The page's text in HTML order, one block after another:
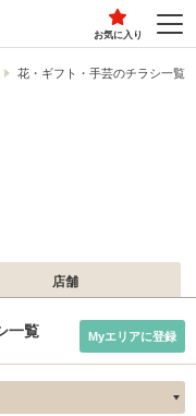
お気に入り
花・ギフト・手芸のチラシ一覧
店舗
一覧 Myエリアに登録